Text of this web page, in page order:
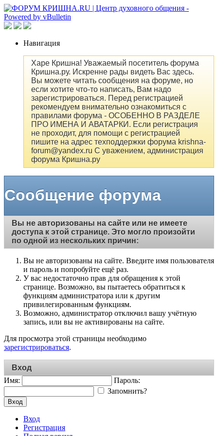
Навигация
Харе Кришна! Уважаемый посетитель форума
Кришна.ру. Искренне рады видеть Вас здесь.
Вы можете читать сообщения на форуме, но
если хотите что-то написать, Вам надо
зарегистрироваться. Перед регистрацией
рекомендуем внимательно ознакомиться с
правилами форума - ОСОБЕННО В РАЗДЕЛЕ
ПРО ИМЕНА И АВАТАРКИ. Если регистрация
не проходит, для помощи с регистрацией
пишите на адрес техподдержки форума krishna-
forum@yandex.ru С уважением, администрация
форума Кришна.ру
Сообщение форума
Вы не авторизованы на сайте или не имеете
доступа к этой странице. Это могло произойти
по одной из нескольких причин:
Вы не авторизованы на сайте. Введите имя пользователя
и пароль и попробуйте ещё раз.
У вас недостаточно прав для обращения к этой
странице. Возможно, вы пытаетесь обратиться к
функциям администратора или к другим
привилегированным функциям.
Возможно, администратор отключил вашу учётную
запись, или вы не активированы на сайте.
Для просмотра этой страницы необходимо
зарегистрироваться.
Вход
Имя:
Пароль:
Запомнить?
Вход
Вход
Регистрация